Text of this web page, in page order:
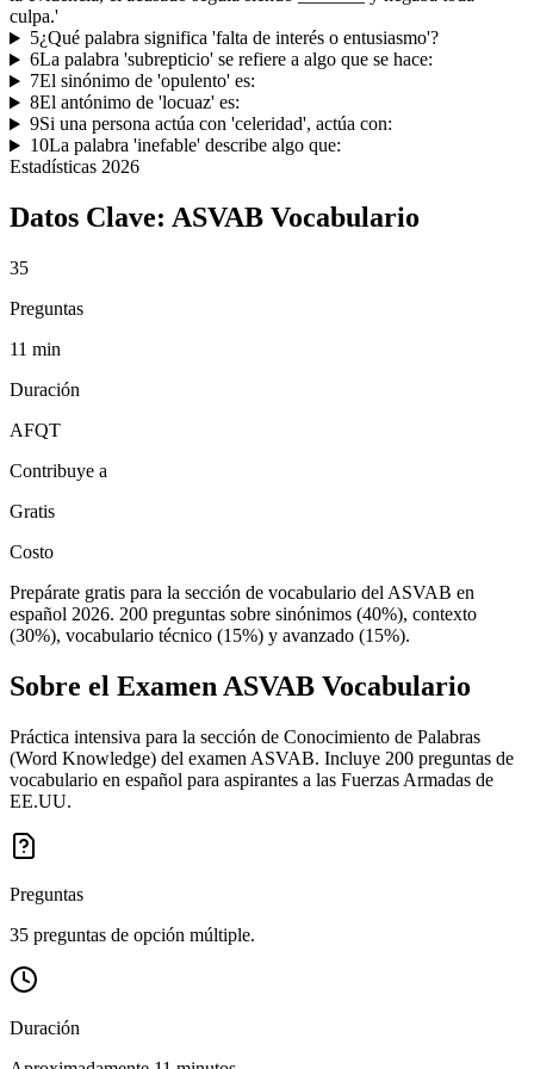
culpa.'
5¿Qué palabra significa 'falta de interés o entusiasmo'?
6La palabra 'subrepticio' se refiere a algo que se hace:
7El sinónimo de 'opulento' es:
8El antónimo de 'locuaz' es:
9Si una persona actúa con 'celeridad', actúa con:
10La palabra 'inefable' describe algo que:
Estadísticas 2026
Datos Clave: ASVAB Vocabulario
35
Preguntas
11 min
Duración
AFQT
Contribuye a
Gratis
Costo
Prepárate gratis para la sección de vocabulario del ASVAB en
español 2026. 200 preguntas sobre sinónimos (40%), contexto
(30%), vocabulario técnico (15%) y avanzado (15%).
Sobre el Examen ASVAB Vocabulario
Práctica intensiva para la sección de Conocimiento de Palabras
(Word Knowledge) del examen ASVAB. Incluye 200 preguntas de
vocabulario en español para aspirantes a las Fuerzas Armadas de
EE.UU.
Preguntas
35 preguntas de opción múltiple.
Duración